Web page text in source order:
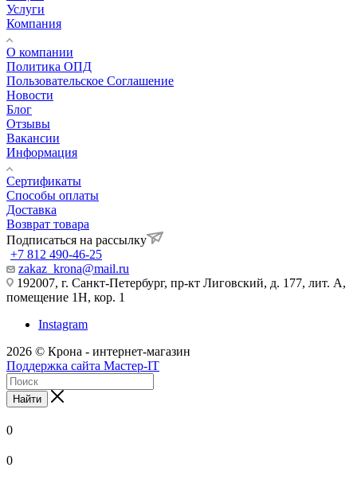
Услуги
Компания
О компании
Политика ОПД
Пользовательское Соглашение
Новости
Блог
Отзывы
Вакансии
Информация
Сертификаты
Способы оплаты
Доставка
Возврат товара
Подписаться на рассылку
+7 812 490-46-25
zakaz_krona@mail.ru
192007, г. Санкт-Петербург, пр-кт Лиговский, д. 177, лит. А,
помещение 1Н, кор. 1
Instagram
2026 © Крона - интернет-магазин
Поддержка сайта Мастер-IT
Найти
0
0